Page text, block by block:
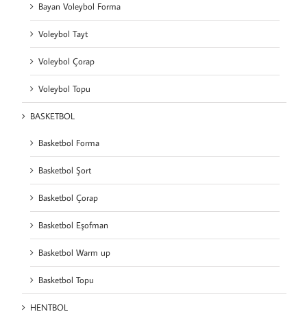
Bayan Voleybol Forma
Voleybol Tayt
Voleybol Çorap
Voleybol Topu
BASKETBOL
Basketbol Forma
Basketbol Şort
Basketbol Çorap
Basketbol Eşofman
Basketbol Warm up
Basketbol Topu
HENTBOL